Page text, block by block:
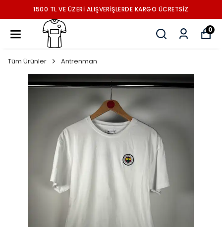
1500 TL VE ÜZERİ ALIŞVERİŞLERDE KARGO ÜCRETSİZ
0
Tüm Ürünler Antrenman